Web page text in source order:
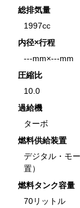
総排気量
1997cc
内径×行程
---mm×---mm
圧縮比
10.0
過給機
ターボ
燃料供給装置
デジタル・モ
置）
燃料タンク容量
70リットル